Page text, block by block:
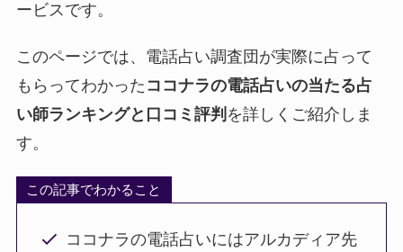
ービスです。
このページでは、電話占い調査団が実際に占って
もらってわかった ココナラの電話占いの当たる占
い師ランキングと口コミ評判 を詳しくご紹介しま
す。
この記事でわかること
ココナラの電話占いにはアルカディア先